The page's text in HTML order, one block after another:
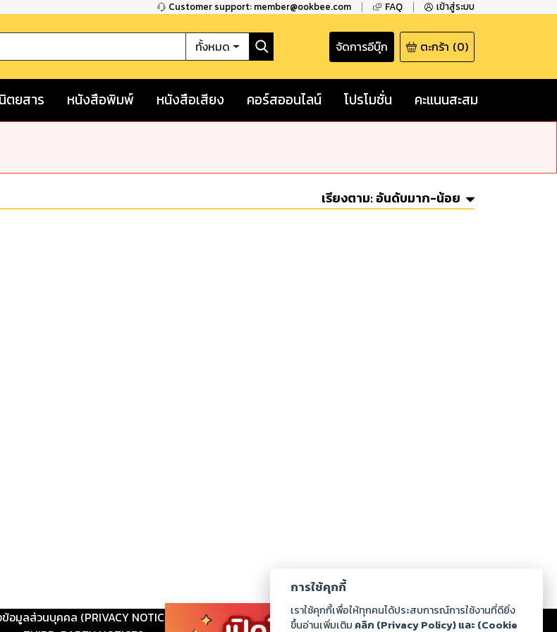
Customer support: member@ookbee.com FAQ เข้าสู่ระบบ
ทั้งหมด จัดการอีบุ๊ก ตะกร้า (0)
นิตยสาร หนังสือพิมพ์ หนังสือเสียง คอร์สออนไลน์ โปรโมชั่น คะแนนสะสม
เรียงตาม:อันดับมาก-น้อย
อมูลส่วนบุคคล (PRIVACY NOTICE) ติดต่อเรา ร่วมงานกับเรา | ดาวน์โหลด
|
การใช้คุกกี้
เราใช้คุกกี้เพื่อให้ทุกคนได้ประสบการณ์การใช้งานที่ดียิ่ง
ขึ้นอ่านเพิ่มเติม คลิก (Privacy Policy) และ (Cookie